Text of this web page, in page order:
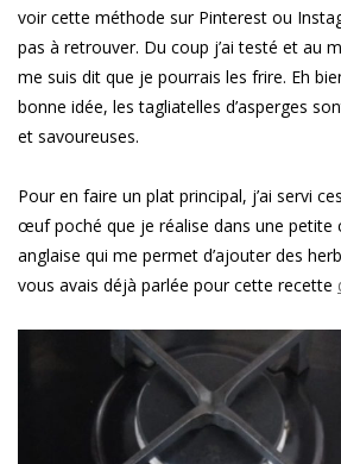
voir cette méthode sur Pinterest ou
pas à retrouver. Du coup j’ai testé et au
me suis dit que je pourrais les frire. Eh
bonne idée, les tagliatelles d’asperges
et savoureuses.
Pour en faire un plat principal, j’ai servi
œuf poché que je réalise dans une petite
anglaise qui me permet d’ajouter des
vous avais déjà parlée pour cette recette